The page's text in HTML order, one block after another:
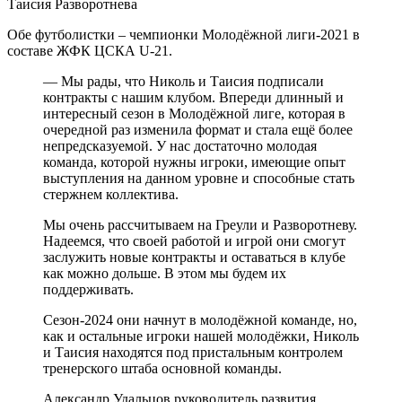
Таисия Разворотнева
Обе футболистки – чемпионки Молодёжной лиги-2021 в
составе ЖФК ЦСКА U-21.
— Мы рады, что Николь и Таисия подписали
контракты с нашим клубом. Впереди длинный и
интересный сезон в Молодёжной лиге, которая в
очередной раз изменила формат и стала ещё более
непредсказуемой. У нас достаточно молодая
команда, которой нужны игроки, имеющие опыт
выступления на данном уровне и способные стать
стержнем коллектива.
Мы очень рассчитываем на Греули и Разворотневу.
Надеемся, что своей работой и игрой они смогут
заслужить новые контракты и оставаться в клубе
как можно дольше. В этом мы будем их
поддерживать.
Сезон-2024 они начнут в молодёжной команде, но,
как и остальные игроки нашей молодёжки, Николь
и Таисия находятся под пристальным контролем
тренерского штаба основной команды.
Александр Удальцов руководитель развития